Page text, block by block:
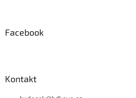
Facebook
Kontakt